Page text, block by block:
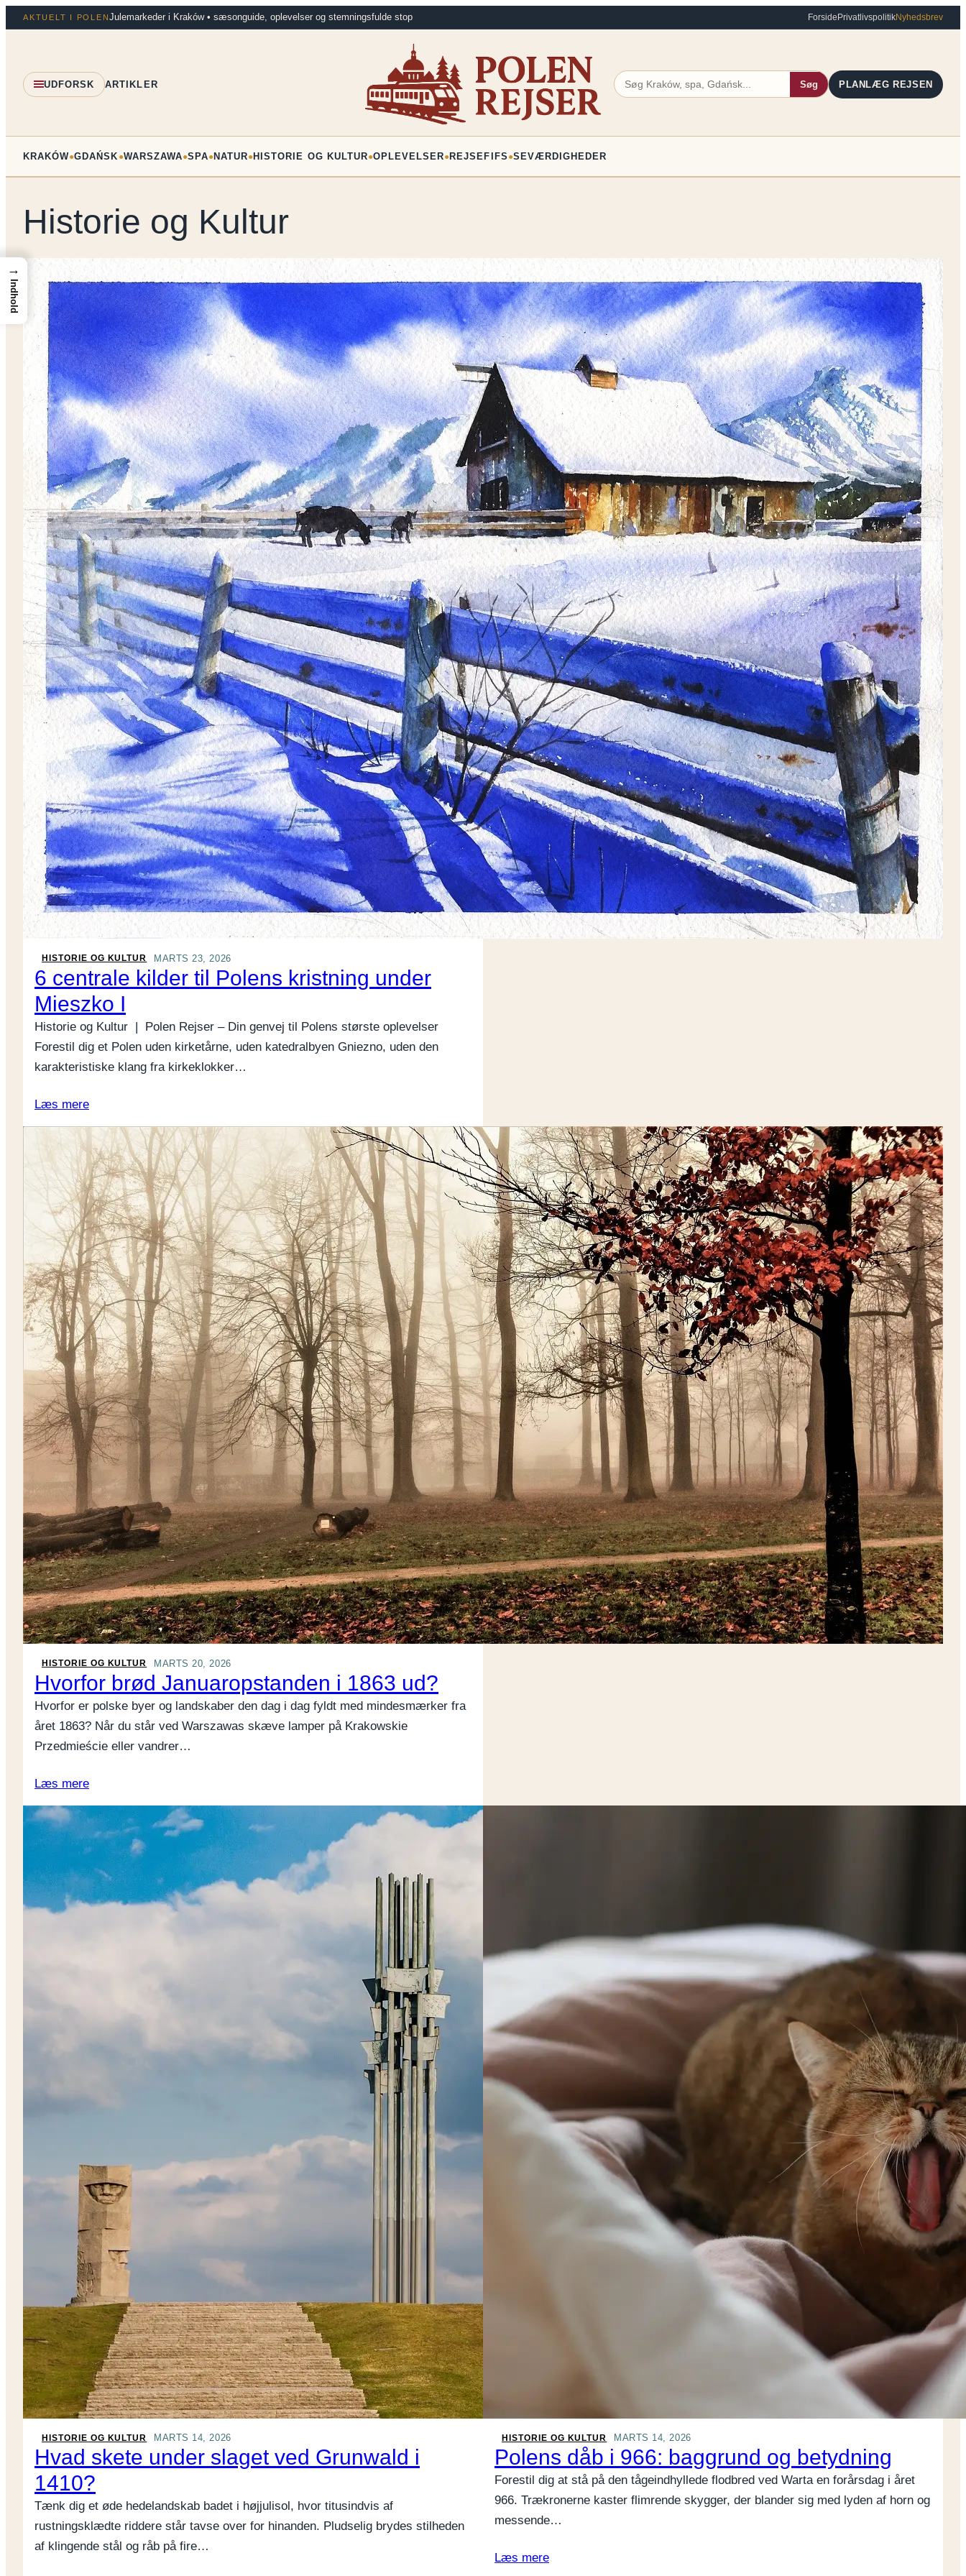
Spring
til
AKTUELT I POLENJulemarkeder i Kraków • sæsonguide, oplevelser og stemningsfulde stop ForsidePrivatlivspolitikNyhedsbrev
UDFORSK ARTIKLER Søg PLANLÆG REJSEN
KRAKÓW●GDAŃSK ●WARSZAWA●SPA●NATUR●HISTORIE OG KULTUR●OPLEVELSER●REJSEFIFS ●SEVÆRDIGHEDER
Historie og Kultur
HISTORIE OG KULTUR MARTS 23, 2026
6 centrale kilder til Polens kristning under
Mieszko I
Historie og Kultur | Polen Rejser – Din genvej til Polens største oplevelser
Forestil dig et Polen uden kirketårne, uden katedralbyen Gniezno, uden den
karakteristiske klang fra kirkeklokker…
Læs mere
MARTS 22, 2026
Pierogiernes historie fra middelalderen til
PRL
Pierogi. Blot at udtale ordet kan få tænderne til at løbe i vand og vække minder
om dampende gryner, duftende løg og sprøde kanter stegt i smør. Men…
Læs mere
HISTORIE OG KULTUR MARTS 20, 2026
Hvorfor brød Januaropstanden i 1863 ud?
Hvorfor er polske byer og landskaber den dag i dag fyldt med mindesmærker fra
året 1863? Når du står ved Warszawas skæve lamper på Krakowskie
Przedmieście eller vandrer…
Læs mere
HISTORIE OG KULTUR MARTS 16, 2026
Stanisław Lem og polsk science fiction
Forestil dig, at du står på Wawel-højen i Kraków. Midt mellem borgmure og
kirkeklokker åbner der sig pludselig et vindue til det ydre rum – til oceanplaneten
Solaris,…
Læs mere
HISTORIE OG KULTUR MARTS 14, 2026
Hvad skete under slaget ved Grunwald i
1410?
Tænk dig et øde hedelandskab badet i højjulisol, hvor titusindvis af
rustningsklædte riddere står tavse over for hinanden. Pludselig brydes stilheden
af klingende stål og råb på fire…
HISTORIE OG KULTUR MARTS 14, 2026
Polens dåb i 966: baggrund og betydning
Forestil dig at stå på den tågeindhyllede flodbred ved Warta en forårsdag i året
966. Trækronerne kaster flimrende skygger, der blander sig med lyden af horn og
messende…
Læs mere
→
Indhold